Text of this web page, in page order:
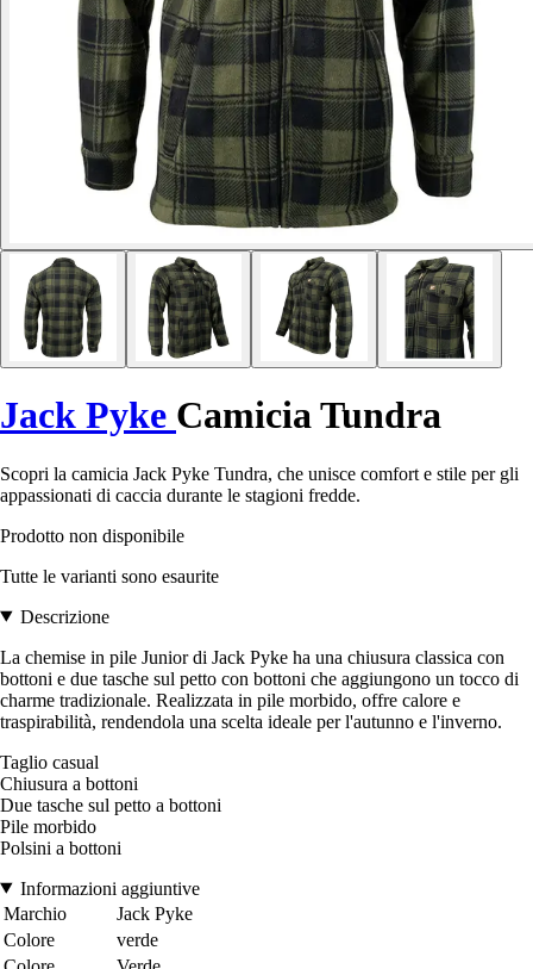
Jack Pyke Camicia Tundra
Scopri la camicia Jack Pyke Tundra, che unisce comfort e stile per gli
appassionati di caccia durante le stagioni fredde.
Prodotto non disponibile
Tutte le varianti sono esaurite
Descrizione
La chemise in pile Junior di Jack Pyke ha una chiusura classica con
bottoni e due tasche sul petto con bottoni che aggiungono un tocco di
charme tradizionale. Realizzata in pile morbido, offre calore e
traspirabilità, rendendola una scelta ideale per l'autunno e l'inverno.
Taglio casual
Chiusura a bottoni
Due tasche sul petto a bottoni
Pile morbido
Polsini a bottoni
Informazioni aggiuntive
Marchio
Jack Pyke
Colore
verde